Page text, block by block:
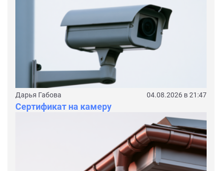
Дарья Габова 04.08.2026 в 21:47
Сертификат на камеру